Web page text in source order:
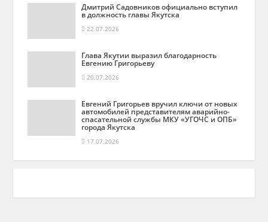
Дмитрий Садовников официально вступил
в должность главы Якутска
22.07.2026
Глава Якутии выразил благодарность
Евгению Григорьеву
20.07.2026
Евгений Григорьев вручил ключи от новых
автомобилей представителям аварийно-
спасательной службы МКУ «УГОЧС и ОПБ»
города Якутска
17.07.2026